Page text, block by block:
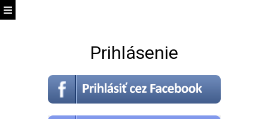
Prihlásenie